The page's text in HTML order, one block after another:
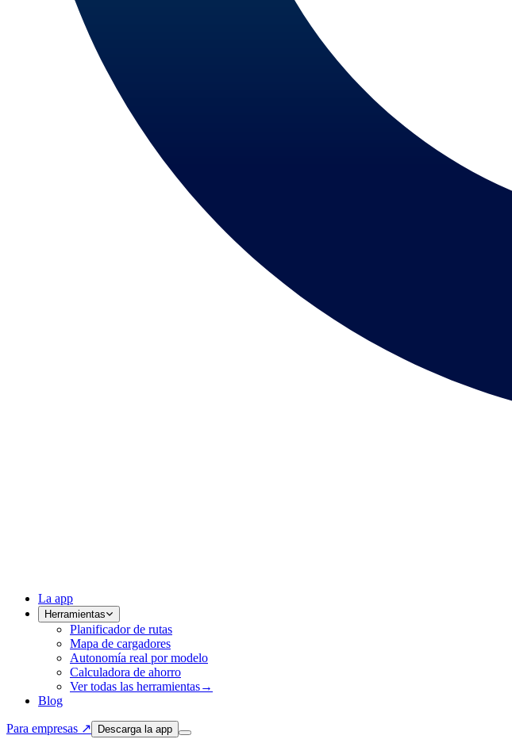
La app
Herramientas
Planificador de rutas
Mapa de cargadores
Autonomía real por modelo
Calculadora de ahorro
Ver todas las herramientas→
Blog
Para empresas ↗ Descarga la app